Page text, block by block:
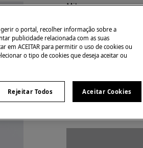
Milano
Kaftan com
€ 9,99
€ 39,99Desconto€ 30,00
o portal, recolher informação sobre a
publicidade relacionada com as suas
em ACEITAR para permitir o uso de cookies ou
o tipo de cookies que deseja aceitar ou
Rejeitar Todos Aceitar Cookies